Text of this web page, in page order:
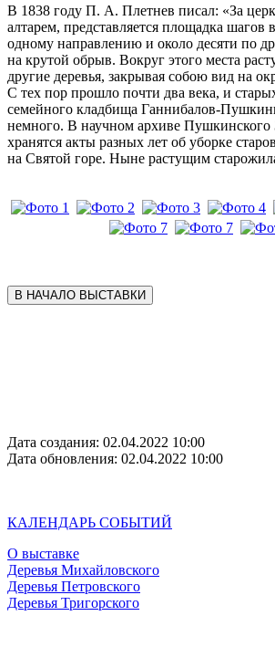
В 1838 году П. А. Плетнев писал: «За
алтарем, представляется площадка шагов
одному направлению и около десяти по
на крутой обрыв. Вокруг этого места
другие деревья, закрывая собою вид на
С тех пор прошло почти два века, и
семейного кладбища Ганнибалов-
немного. В научном архиве Пушкинского
хранятся акты разных лет об уборке
на Святой горе. Ныне растущим
В НАЧАЛО ВЫСТАВКИ
Дата создания: 02.04.2022 10:00
Дата обновления: 02.04.2022 10:00
КАЛЕНДАРЬ СОБЫТИЙ
О выставке
Деревья Михайловского
Деревья Петровского
Деревья Тригорского